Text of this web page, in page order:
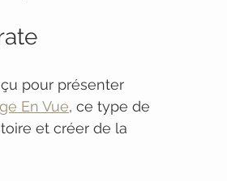
pour présenter
En Vue, ce type de
et créer de la